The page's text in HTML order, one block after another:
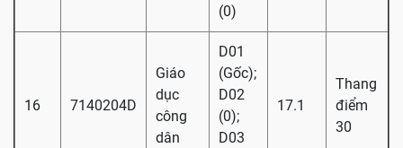
(0)
16 7140204D
Giáo
dục
công
dân
D01
(Gốc);
D02
(0);
D03
17.1
Thang
điểm
30